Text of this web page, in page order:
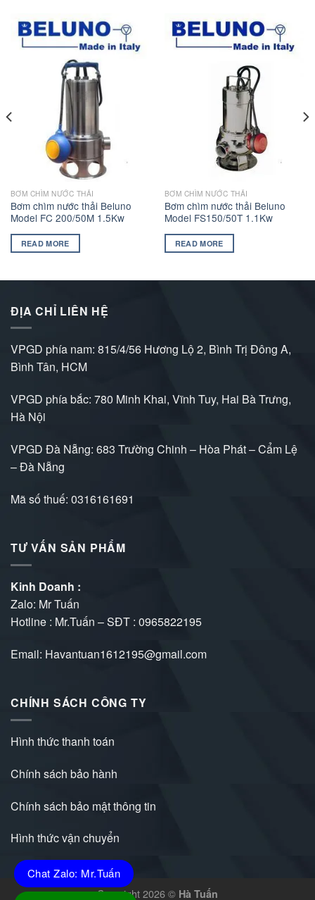
BƠM CHÌM NƯỚC THẢI
Bơm chìm nước thải Beluno
Model FC 200/50M 1.5Kw
READ MORE
BƠM CHÌM NƯỚC THẢI
Bơm chìm nước thải Beluno
Model FS150/50T 1.1Kw
READ MORE
ĐỊA CHỈ LIÊN HỆ
VPGD phía nam: 815/4/56 Hương Lộ 2, Bình Trị Đông A,
Bình Tân, HCM
VPGD phía bắc: 780 Minh Khai, Vĩnh Tuy, Hai Bà Trưng,
Hà Nội
VPGD Đà Nẵng: 683 Trường Chinh – Hòa Phát – Cẩm Lệ
– Đà Nẵng
Mã số thuế: 0316161691
TƯ VẤN SẢN PHẨM
Kinh Doanh :
Zalo: Mr Tuấn
Hotline : Mr.Tuấn – SĐT : 0965822195
Email: Havantuan1612195@gmail.com
CHÍNH SÁCH CÔNG TY
Hình thức thanh toán
Chính sách bảo hành
Chính sách bảo mật thông tin
Hình thức vận chuyển
Copyright 2026 © Hà Tuấn
Chat Zalo: Mr.Tuấn